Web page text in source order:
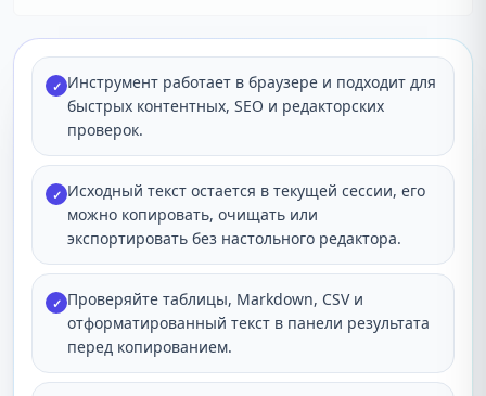
✓ Инструмент работает в браузере и подходит для
быстрых контентных, SEO и редакторских
проверок.
✓ Исходный текст остается в текущей сессии, его
можно копировать, очищать или
экспортировать без настольного редактора.
✓ Проверяйте таблицы, Markdown, CSV и
отформатированный текст в панели результата
перед копированием.